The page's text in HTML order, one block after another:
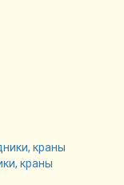
краны